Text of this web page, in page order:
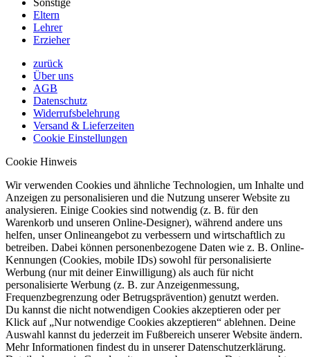
Sonstige
Eltern
Lehrer
Erzieher
zurück
Über uns
AGB
Datenschutz
Widerrufsbelehrung
Versand & Lieferzeiten
Cookie Einstellungen
Cookie Hinweis
Wir verwenden Cookies und ähnliche Technologien, um Inhalte und
Anzeigen zu personalisieren und die Nutzung unserer Website zu
analysieren. Einige Cookies sind notwendig (z. B. für den
Warenkorb und unseren Online-Designer), während andere uns
helfen, unser Onlineangebot zu verbessern und wirtschaftlich zu
betreiben. Dabei können personenbezogene Daten wie z. B. Online-
Kennungen (Cookies, mobile IDs) sowohl für personalisierte
Werbung (nur mit deiner Einwilligung) als auch für nicht
personalisierte Werbung (z. B. zur Anzeigenmessung,
Frequenzbegrenzung oder Betrugsprävention) genutzt werden.
Du kannst die nicht notwendigen Cookies akzeptieren oder per
Klick auf „Nur notwendige Cookies akzeptieren“ ablehnen. Deine
Auswahl kannst du jederzeit im Fußbereich unserer Website ändern.
Mehr Informationen findest du in unserer Datenschutzerklärung.